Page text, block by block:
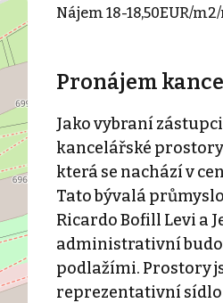
Nájem 18-18,50EUR/
Pronájem
Jako vybraní
kancelářské
která se nachází v
Tato bývalá
Ricardo Bofill Levi a
administrativní
podlažími. Prostory
reprezentativní